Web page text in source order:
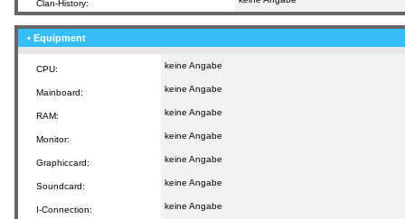
Clan-History:
• Equipment
CPU: keine Angabe
Mainboard: keine Angabe
RAM: keine Angabe
Monitor: keine Angabe
Graphiccard: keine Angabe
Soundcard: keine Angabe
I-Connection: keine Angabe